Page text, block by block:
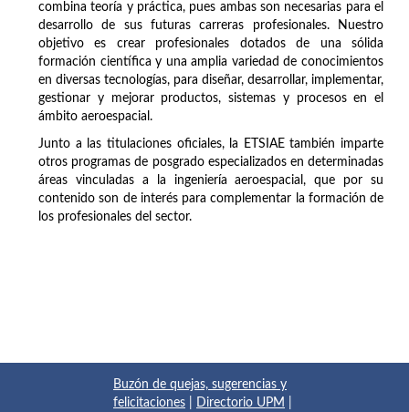
combina teoría y práctica, pues ambas son necesarias para el
desarrollo de sus futuras carreras profesionales. Nuestro
objetivo es crear profesionales dotados de una sólida
formación científica y una amplia variedad de conocimientos
en diversas tecnologías, para diseñar, desarrollar, implementar,
gestionar y mejorar productos, sistemas y procesos en el
ámbito aeroespacial.
Junto a las titulaciones oficiales, la ETSIAE también imparte
otros programas de posgrado especializados en determinadas
áreas vinculadas a la ingeniería aeroespacial, que por su
contenido son de interés para complementar la formación de
los profesionales del sector.
Buzón de quejas, sugerencias y
felicitaciones
Directorio UPM